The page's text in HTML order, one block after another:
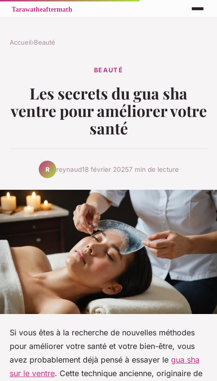
Accueil›Beauté
BEAUTÉ
Les secrets du gua sha
ventre pour améliorer votre
santé
R reynaud18 février 20257 min de lecture
Si vous êtes à la recherche de nouvelles méthodes
pour améliorer votre santé et votre bien-être, vous
avez probablement déjà pensé à essayer le gua sha
sur le ventre. Cette technique ancienne, originaire de